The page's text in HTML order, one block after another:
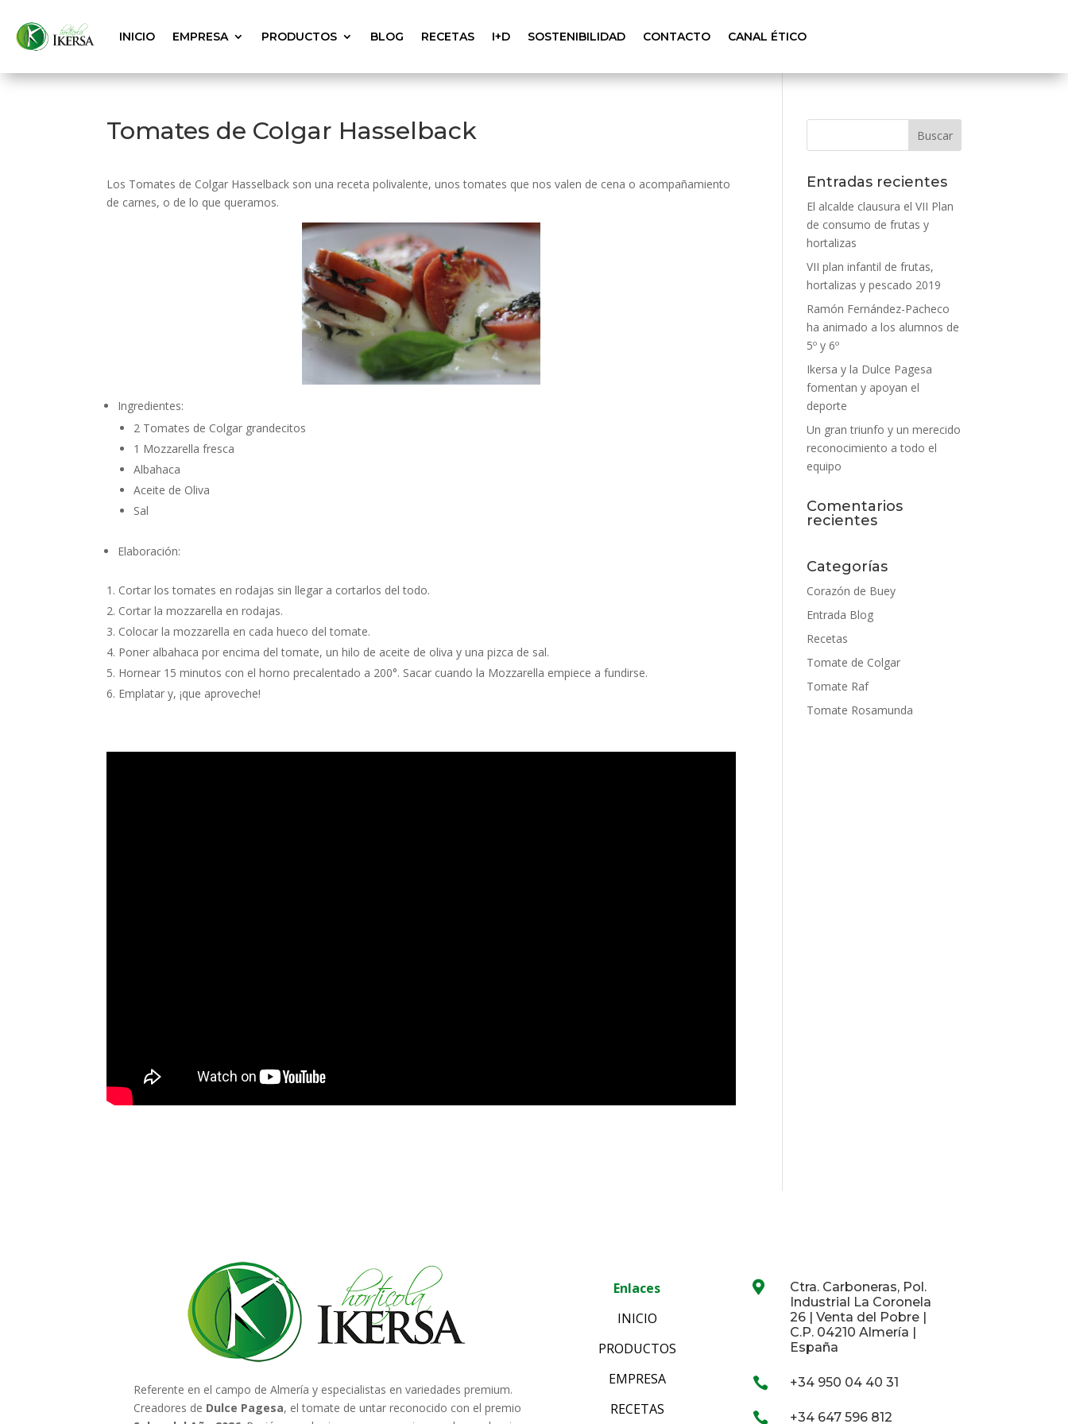
INICIO EMPRESA PRODUCTOS BLOG RECETAS I+D SOSTENIBILIDAD CONTACTO CANAL ÉTICO
Tomates de Colgar Hasselback
Los Tomates de Colgar Hasselback son una receta polivalente, unos tomates que nos valen de cena o acompañamiento
de carnes, o de lo que queramos.
Ingredientes:
2 Tomates de Colgar grandecitos
1 Mozzarella fresca
Albahaca
Aceite de Oliva
Sal
Elaboración:
Cortar los tomates en rodajas sin llegar a cortarlos del todo.
Cortar la mozzarella en rodajas.
Colocar la mozzarella en cada hueco del tomate.
Poner albahaca por encima del tomate, un hilo de aceite de oliva y una pizca de sal.
Hornear 15 minutos con el horno precalentado a 200°. Sacar cuando la Mozzarella empiece a fundirse.
Emplatar y, ¡que aproveche!
Entradas recientes
El alcalde clausura el VII Plan
de consumo de frutas y
hortalizas
VII plan infantil de frutas,
hortalizas y pescado 2019
Ramón Fernández-Pacheco
ha animado a los alumnos de
5º y 6º
Ikersa y la Dulce Pagesa
fomentan y apoyan el
deporte
Un gran triunfo y un merecido
reconocimiento a todo el
equipo
Comentarios
recientes
Categorías
Corazón de Buey
Entrada Blog
Recetas
Tomate de Colgar
Tomate Raf
Tomate Rosamunda
Referente en el campo de Almería y especialistas en variedades premium.
Creadores de Dulce Pagesa, el tomate de untar reconocido con el premio
Enlaces
INICIO
PRODUCTOS
EMPRESA
RECETAS

Ctra. Carboneras, Pol.
Industrial La Coronela
26 | Venta del Pobre |
C.P. 04210 Almería |
España
 +34 950 04 40 31
 +34 647 596 812